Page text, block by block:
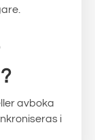
avboka
i